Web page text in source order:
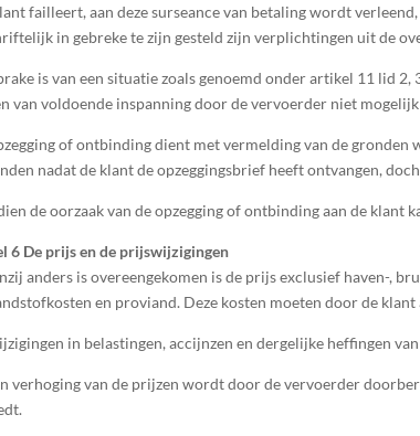
failleert, aan deze surseance van betaling wordt
in gebreke te zijn gesteld zijn verplichtingen uit de
is van een situatie zoals genoemd onder artikel 11 lid
van voldoende inspanning door de vervoerder niet
of ontbinding dient met vermelding van de
nadat de klant de opzeggingsbrief heeft ontvangen,
de oorzaak van de opzegging of ontbinding aan de
6 De prijs en de prijswijzigingen
anders is overeengekomen is de prijs exclusief haven-,
en proviand. Deze kosten moeten door de
in belastingen, accijnzen en dergelijke heffingen
verhoging van de prijzen wordt door de vervoerder